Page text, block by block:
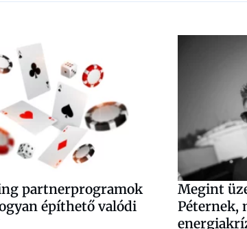
partnerprogramok
építhető valódi
Megint
Péternek,